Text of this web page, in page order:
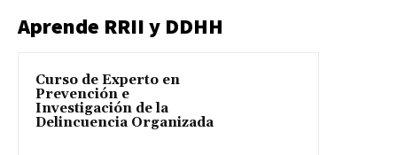
Aprende RRII y DDHH
Curso de Experto en
Prevención e
Investigación de la
Delincuencia Organizada